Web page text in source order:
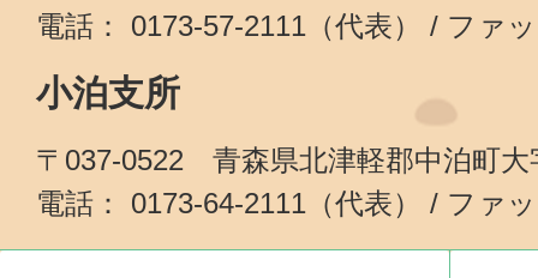
電話： 0173-57-2111（代表） / ファ
小泊支所
〒037-0522 青森県北津軽郡中泊町大
電話： 0173-64-2111（代表） / ファ